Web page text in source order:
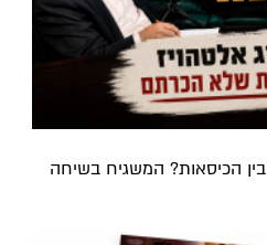
הכיסאות? המשגיח בשיחה